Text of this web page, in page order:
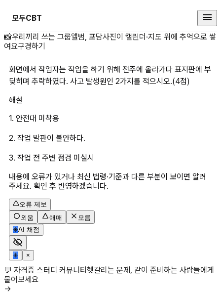
모두CBT
화면에서 작업자는 작업을 하기 위
📸우리끼리 쓰는 그룹앨범, 포담사진이 캘린더·지도 위에 추억으로 쌓
여요구경하기
화면에서 작업자는 작업을 하기 위해 전주에 올라가다 표지판에 부
딪히며 추락하였다. 사고 발생원인 2가지를 적으시오.(4점)
해설
1. 안전대 미착용
2. 작업 발판이 불안하다.
3. 작업 전 주변 점검 미실시
내용에 오류가 있거나 최신 법령·기준과 다른 부분이 보이면 알려
주세요. 확인 후 반영하겠습니다.
오류 제보
외움
애매
모름
✳AI 채점
✳ ×
💬 자격증 스터디 커뮤니티헷갈리는 문제, 같이 준비하는 사람들에게
물어보세요
→